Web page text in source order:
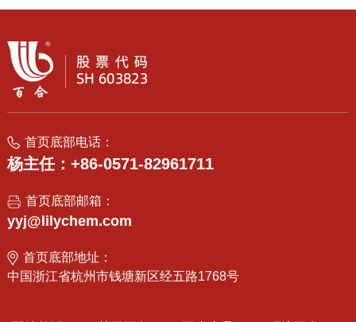
首页底部电话：
杨主任：+86-0571-82961711
首页底部邮箱：
yyj@lilychem.com
首页底部地址：
中国浙江省杭州市钱塘新区经五路1768号